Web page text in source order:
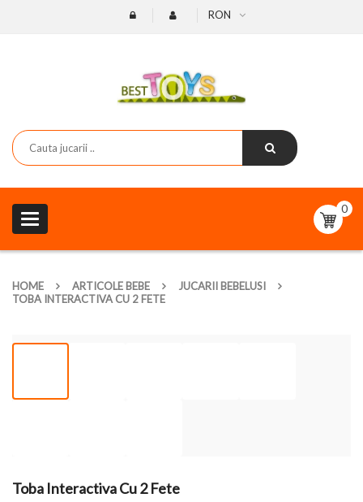
RON
Toggle
navigation
0
HOME ARTICOLE BEBE
JUCARII BEBELUSI
TOBA INTERACTIVA CU 2 FETE
Toba Interactiva Cu 2 Fete